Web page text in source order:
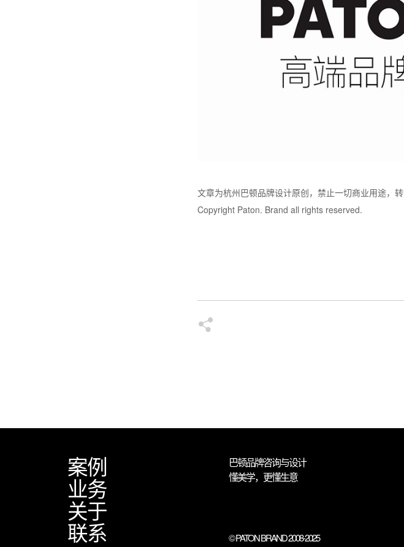
文章为杭州巴顿品牌设计原创，禁止一切商业用途，
Copyright Paton. Brand all rights reserved.
案例
业务
关于
联系
巴顿品牌咨询与设计
懂美学，更懂生意
© PATON BRAND 2008-2025